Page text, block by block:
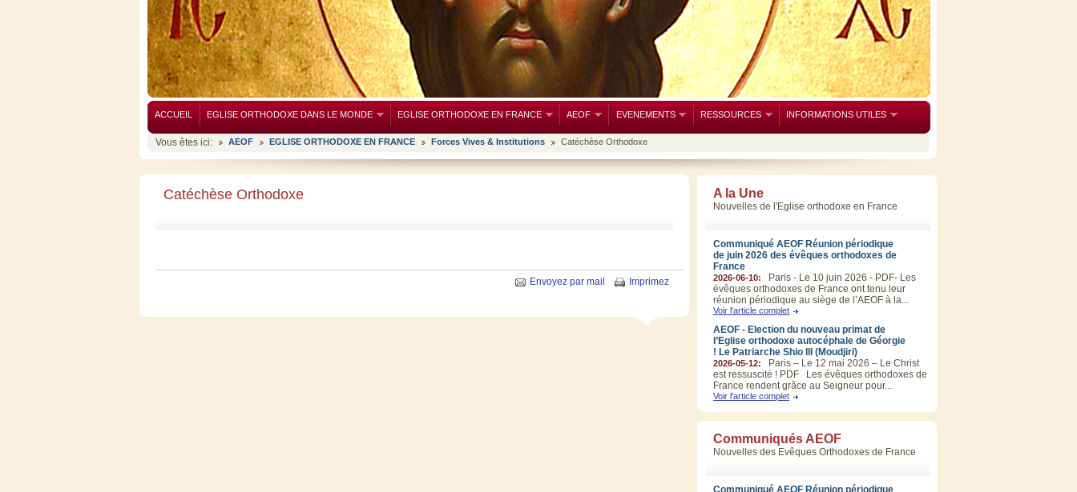
ACCUEIL EGLISE ORTHODOXE DANS LE MONDE EGLISE ORTHODOXE EN FRANCE AEOF EVENEMENTS RESSOURCES INFORMATIONS UTILES
Vous êtes ici: AEOF EGLISE ORTHODOXE EN FRANCE Forces Vives & Institutions Catéchèse Orthodoxe
Catéchèse Orthodoxe
Imprimez
Envoyez par mail
A la Une
Nouvelles de l'Eglise orthodoxe en France
Communiqué AEOF Réunion périodique
de juin 2026 des évêques orthodoxes de
France
2026-06-10:
Paris - Le 10 juin 2026 - PDF- Les
évêques orthodoxes de France ont tenu leur
réunion périodique au siège de l’AEOF à la...
Voir l'article complet
AEOF - Election du nouveau primat de
l’Eglise orthodoxe autocéphale de Géorgie
! Le Patriarche Shio III (Moudjiri)
2026-05-12:
Paris – Le 12 mai 2026 – Le Christ
est ressuscité ! PDF Les évêques orthodoxes de
France rendent grâce au Seigneur pour...
Voir l'article complet
Communiqués AEOF
Nouvelles des Evêques Orthodoxes de France
Communiqué AEOF Réunion périodique